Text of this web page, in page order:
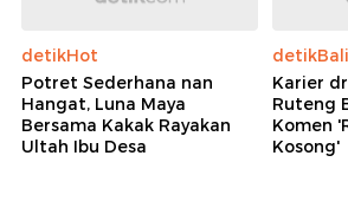
detikHot
Potret Sederhana nan
Hangat, Luna Maya
Bersama Kakak Rayakan
Ultah Ibu Desa
detikBali
Karier
Ruteng
Komen
Kosong'